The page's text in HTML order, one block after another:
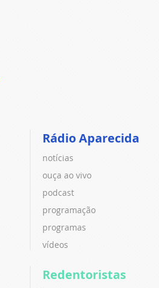
Rádio Aparecida
notícias
ouça ao vivo
podcast
programação
programas
vídeos
Redentoristas